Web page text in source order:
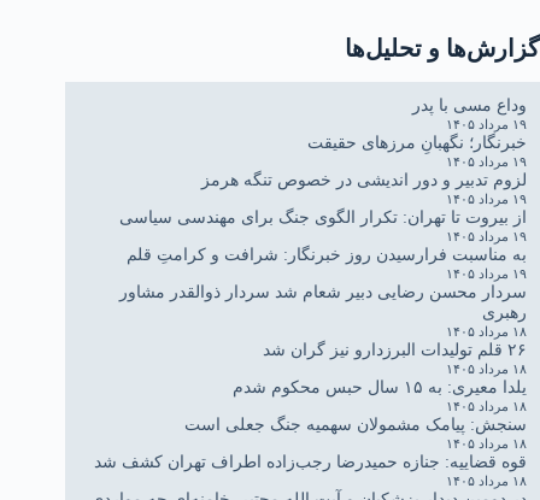
گزارش‌ها و تحلیل‌ها
وداع مسی با پدر
۱۹ مرداد ۱۴۰۵
خبرنگار؛ نگهبانِ مرزهای حقیقت
۱۹ مرداد ۱۴۰۵
لزوم تدبیر و دور اندیشی در خصوص تنگه هرمز
۱۹ مرداد ۱۴۰۵
از بیروت تا تهران: تکرار الگوی جنگ برای مهندسی سیاسی
۱۹ مرداد ۱۴۰۵
به مناسبت فرارسیدن روز خبرنگار: شرافت و کرامتِ قلم
۱۹ مرداد ۱۴۰۵
سردار محسن رضایی دبیر شعام شد سردار ذوالقدر مشاور
رهبری
۱۸ مرداد ۱۴۰۵
۲۶ قلم تولیدات البرزدارو نیز گران شد
۱۸ مرداد ۱۴۰۵
یلدا معیری: به ۱۵ سال حبس محکوم شدم
۱۸ مرداد ۱۴۰۵
سنجش: پیامک مشمولان سهمیه جنگ جعلی است
۱۸ مرداد ۱۴۰۵
قوه قضاییه: جنازه حمیدرضا رجب‌زاده اطراف تهران کشف شد
۱۸ مرداد ۱۴۰۵